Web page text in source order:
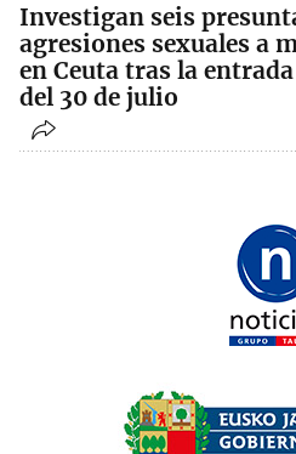
Investigan seis
agresiones sexuales a
en Ceuta tras la
del 30 de julio